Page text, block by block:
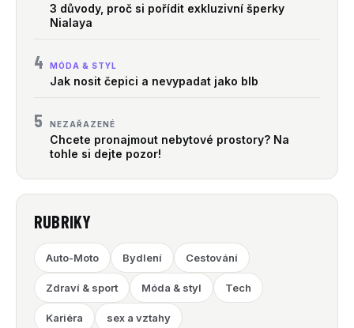
3 důvody, proč si pořídit exkluzivní šperky
Nialaya
4 MÓDA & STYL
Jak nosit čepici a nevypadat jako blb
5 NEZAŘAZENÉ
Chcete pronajmout nebytové prostory? Na
tohle si dejte pozor!
RUBRIKY
Auto-Moto Bydlení Cestování
Zdraví & sport Móda & styl Tech
Kariéra sex a vztahy